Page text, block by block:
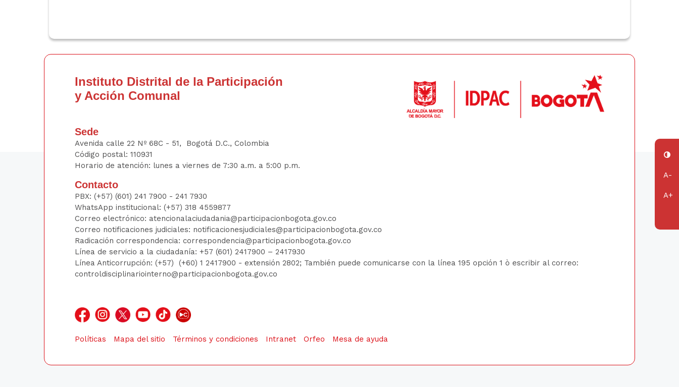
Instituto Distrital de la Participación
y Acción Comunal
Sede
Avenida calle 22 Nº 68C - 51, Bogotá D.C., Colombia
Código postal: 110931
Horario de atención: lunes a viernes de 7:30 a.m. a 5:00 p.m.
Contacto
PBX: (+57) (601) 241 7900 - 241 7930
WhatsApp institucional: (+57) 318 4559877
Correo electrónico: atencionalaciudadania@participacionbogota.gov.co
Correo notificaciones judiciales: notificacionesjudiciales@participacionbogota.gov.co
Radicación correspondencia: correspondencia@participacionbogota.gov.co
Línea de servicio a la ciudadanía: +57 (601) 2417900 – 2417930
Línea Anticorrupción: (+57)
(+60) 1 2417900 - extensión 2802; También puede comunicarse con la línea 195 opción 1 ò escribir al correo:
controldisciplinariointerno@participacionbogota.gov.co
Políticas Mapa del sitio Términos y condiciones Intranet Orfeo Mesa de ayuda